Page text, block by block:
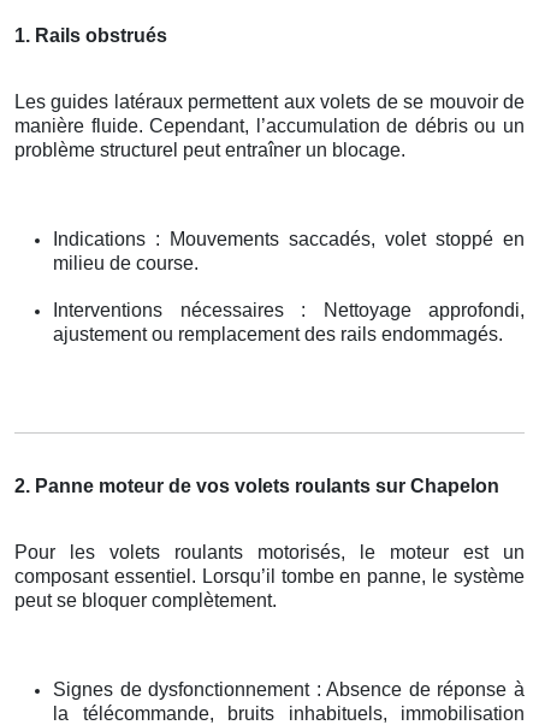
1. Rails obstrués
Les guides latéraux permettent aux volets de se mouvoir de
manière fluide. Cependant, l’accumulation de débris ou un
problème structurel peut entraîner un blocage.
Indications : Mouvements saccadés, volet stoppé en
milieu de course.
Interventions nécessaires : Nettoyage approfondi,
ajustement ou remplacement des rails endommagés.
2. Panne moteur de vos volets roulants sur Chapelon
Pour les volets roulants motorisés, le moteur est un
composant essentiel. Lorsqu’il tombe en panne, le système
peut se bloquer complètement.
Signes de dysfonctionnement : Absence de réponse à
la télécommande, bruits inhabituels, immobilisation